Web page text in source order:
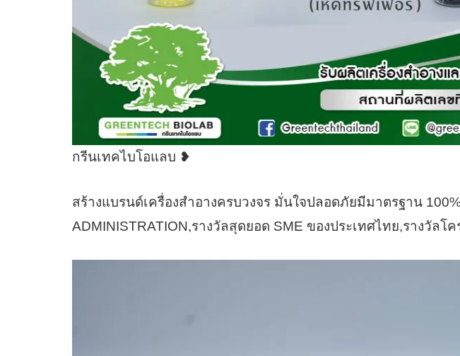
กรีนเทคไบโอแลบ ❥
สร้างแบรนด์เครื่องสำอางครบวงจร มั่นใจปลอดภัยมีมาตรฐาน
ADMINISTRATION,รางวัลสุดยอด SME ของประเทศไทย,รางวัล